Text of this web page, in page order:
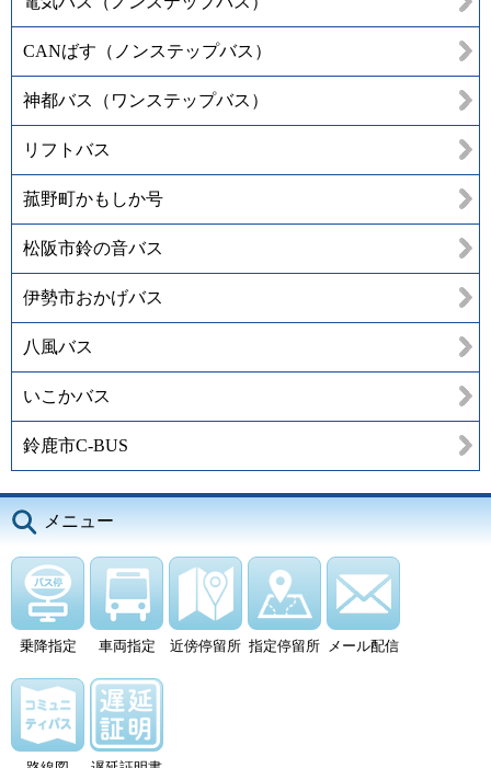
CANばす（ノンステップバス）
神都バス（ワンステップバス）
リフトバス
菰野町かもしか号
松阪市鈴の音バス
伊勢市おかげバス
八風バス
いこかバス
鈴鹿市C-BUS
メニュー
乗降指定 車両指定 近傍停留所 指定停留所 メール配信